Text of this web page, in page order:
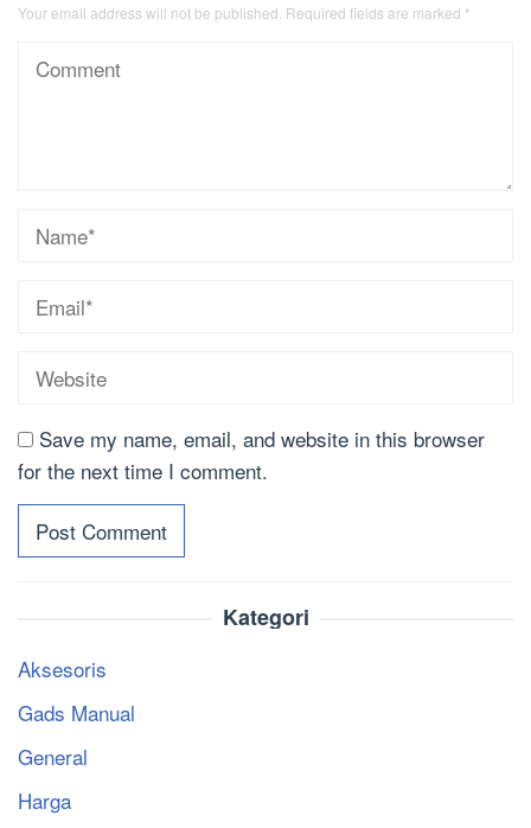
Your email address will not be published. Required fields are marked *
Save my name, email, and website in this browser
for the next time I comment.
Kategori
Aksesoris
Gads Manual
General
Harga